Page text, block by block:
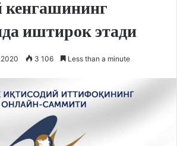
кенгашининг
иштирок этади
3 106 Less than a minute